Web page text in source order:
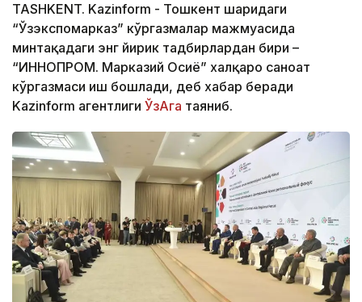
TASHKENT. Kazinform - Тошкент шаҳридаги
“Ўзэкспомарказ” кўргазмалар мажмуасида
минтақадаги энг йирик тадбирлардан бири –
“ИННОПРОМ. Марказий Осиё” халқаро саноат
кўргазмаси иш бошлади, деб хабар беради
Kazinform агентлиги ЎзАга таяниб.